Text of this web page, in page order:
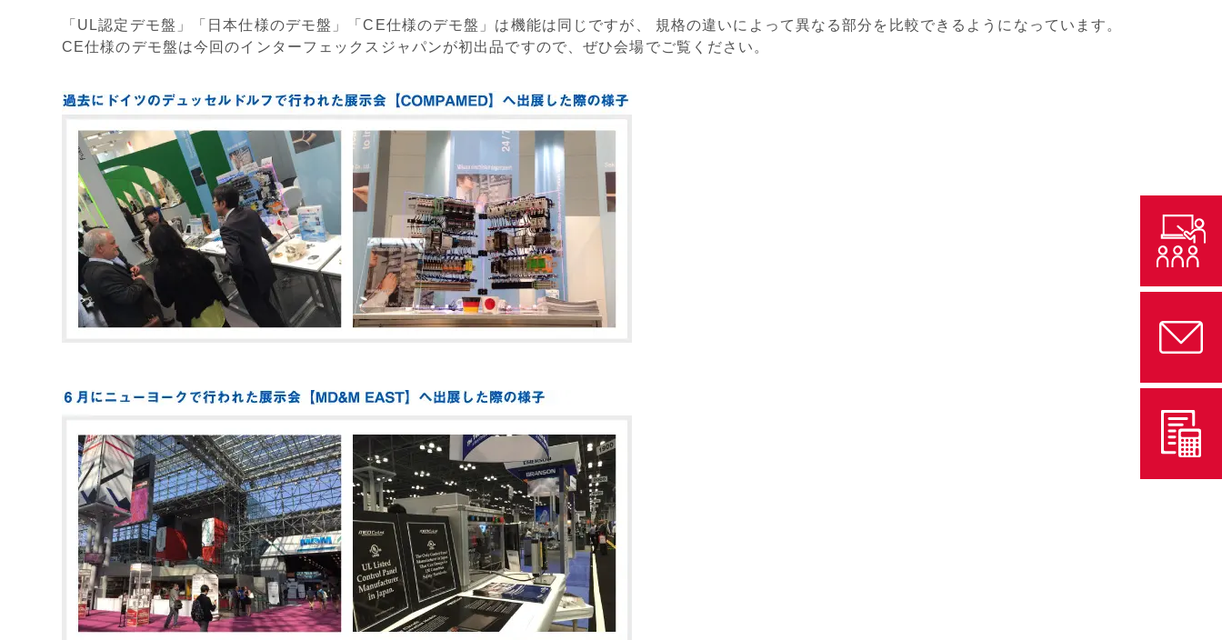
「UL認定デモ盤」「日本仕様のデモ盤」「CE仕様のデモ盤」は機能は同じですが、 規格の違いによって異なる部分を比較できるようになっています。
CE仕様のデモ盤は今回のインターフェックスジャパンが初出品ですので、ぜひ会場でご覧ください。